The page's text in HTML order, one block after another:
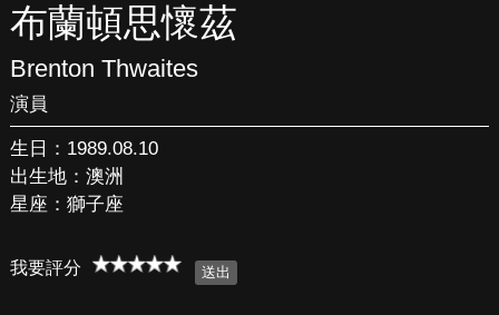
布蘭頓思懷茲
Brenton Thwaites
演員
生日：1989.08.10
出生地：澳洲
星座：獅子座
我要評分